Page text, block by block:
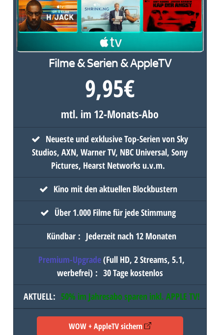
Filme & Serien & AppleTV
9,95€
mtl. im 12-Monats-Abo
Neueste und exklusive Top-Serien von Sky
Studios, AXN, Warner TV, NBC Universal, Sony
Pictures, Hearst Networks u.v.m.
Kino mit den aktuellen Blockbustern
Über 1.000 Filme für jede Stimmung
Kündbar : Jederzeit nach 12 Monaten
Premium-Upgrade(Full HD, 2 Streams, 5.1,
werbefrei) : 30 Tage kostenlos
AKTUELL: 50% im Jahresabo sparen inkl. APPLE TV!
WOW + AppleTV sichern